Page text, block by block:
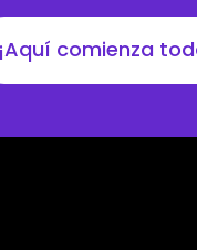
¡Aquí comienza